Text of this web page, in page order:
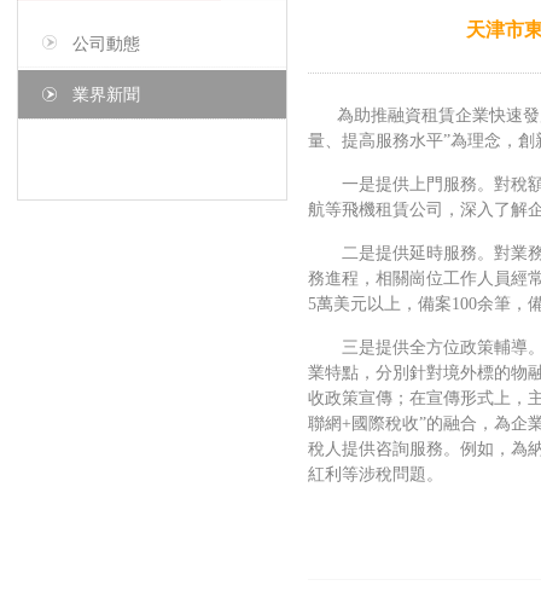
公司動態
業界新聞
天津市
為助推融資租賃企業快速發
量、提高服務水平”為理念，
一是提供上門服務。對稅額
航等飛機租賃公司，深入了解
二是提供延時服務。對業務
務進程，相關崗位工作人員經
5萬美元以上，備案100余筆，
三是提供全方位政策輔導。
業特點，分別針對境外標的物
收政策宣傳；在宣傳形式上，
聯網+國際稅收”的融合，為企
稅人提供咨詢服務。例如，為
紅利等涉稅問題。